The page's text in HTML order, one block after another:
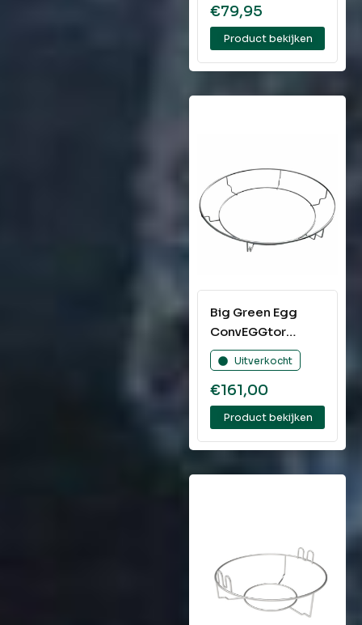
€79,95
Product bekijken
Big Green Egg
ConvEGGtor
Basket 2XLarge
Uitverkocht
€161,00
Product bekijken